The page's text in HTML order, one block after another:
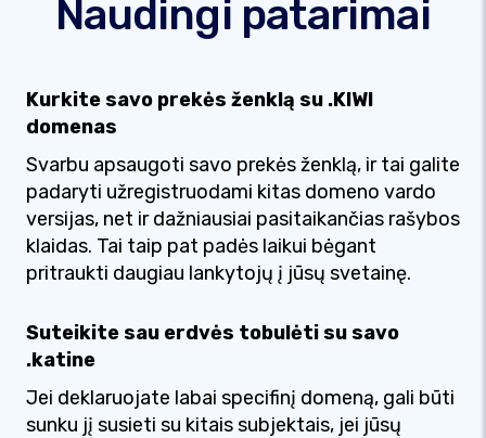
Naudingi patarimai
Kurkite savo prekės ženklą su .KIWI
domenas
Svarbu apsaugoti savo prekės ženklą, ir tai galite
padaryti užregistruodami kitas domeno vardo
versijas, net ir dažniausiai pasitaikančias rašybos
klaidas. Tai taip pat padės laikui bėgant
pritraukti daugiau lankytojų į jūsų svetainę.
Suteikite sau erdvės tobulėti su savo
.katine
Jei deklaruojate labai specifinį domeną, gali būti
sunku jį susieti su kitais subjektais, jei jūsų